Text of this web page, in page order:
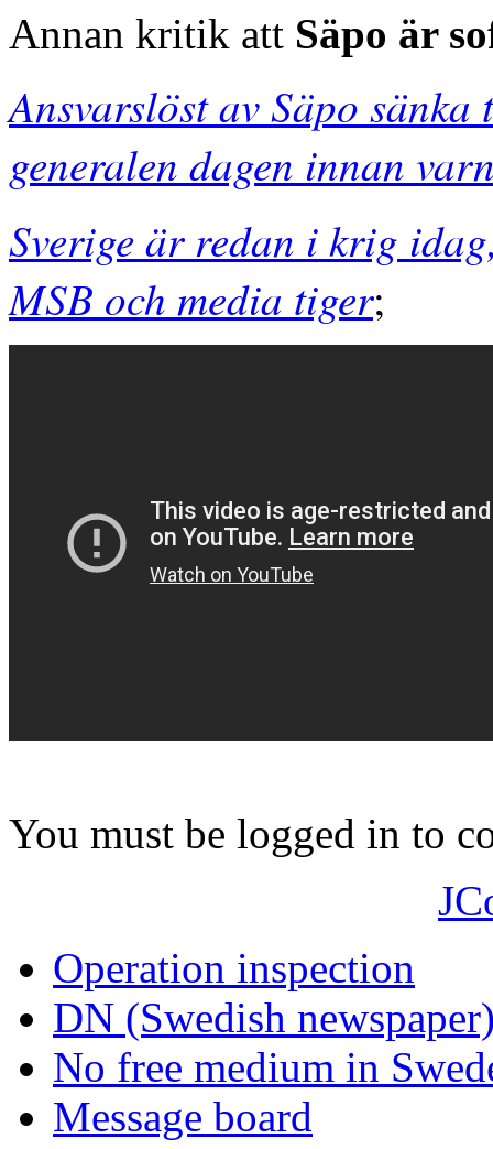
Annan kritik att Säpo är
Ansvarslöst av Säpo
generalen dagen innan
Sverige är redan i krig
MSB och media tiger;
You must be logged in to
Operation inspection
DN (Swedish
No free medium in
Message board